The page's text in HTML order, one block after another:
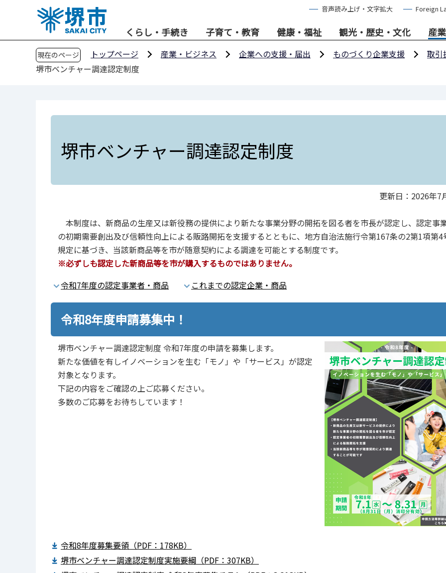
音声読み上げ・文字拡大 Foreign
くらし・手続き 子育て・教育 健康・福祉 観光・歴史・文化 産
現在のページ トップページ 産業・ビジネス 企業への支援・届出 ものづくり企業支援
取引
堺市ベンチャー調達認定制度
堺市ベンチャー調達認定制度
更新日：2026年7
本制度は、新商品の生産又は新役務の提供により新たな事業分野の開拓を図る者を市長が認定し、認定事
の初期需要創出及び信頼性向上による販路開拓を支援するとともに、地方自治法施行令第167条の2第1項第4
規定に基づき、当該新商品等を市が随意契約による調達を可能とする制度です。
※必ずしも認定した新商品等を市が購入するものではありません。
令和7年度の認定事業者・商品
これまでの認定企業・商品
令和8年度申請募集中！
堺市ベンチャー調達認定制度 令和7年度の申請を募集します。
新たな価値を有しイノベーションを生む「モノ」や「サービス」が認定
対象となります。
下記の内容をご確認の上ご応募ください。
多数のご応募をお待ちしています！
令和8年度募集要領（PDF：178KB）
堺市ベンチャー調達認定制度実施要綱（PDF：307KB）